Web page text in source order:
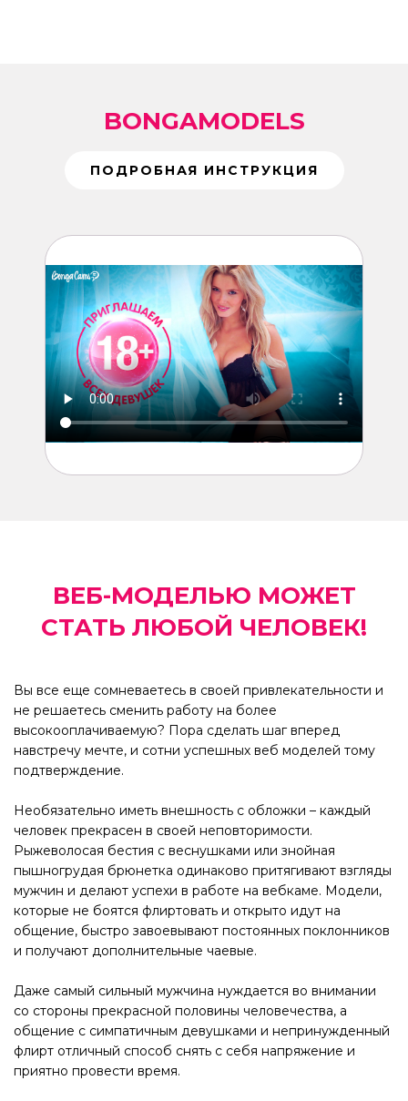
BONGAMODELS
ПОДРОБНАЯ ИНСТРУКЦИЯ
ВЕБ-МОДЕЛЬЮ МОЖЕТ
СТАТЬ ЛЮБОЙ ЧЕЛОВЕК!
Вы все еще сомневаетесь в своей привлекательности и
не решаетесь сменить работу на более
высокооплачиваемую? Пора сделать шаг вперед
навстречу мечте, и сотни успешных веб моделей тому
подтверждение.
Необязательно иметь внешность с обложки – каждый
человек прекрасен в своей неповторимости.
Рыжеволосая бестия с веснушками или знойная
пышногрудая брюнетка одинаково притягивают взгляды
мужчин и делают успехи в работе на вебкаме. Модели,
которые не боятся флиртовать и открыто идут на
общение, быстро завоевывают постоянных поклонников
и получают дополнительные чаевые.
Даже самый сильный мужчина нуждается во внимании
со стороны прекрасной половины человечества, а
общение с симпатичным девушками и непринужденный
флирт отличный способ снять с себя напряжение и
приятно провести время.